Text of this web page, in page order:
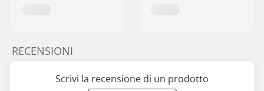
RECENSIONI
Scrivi la recensione di un prodotto